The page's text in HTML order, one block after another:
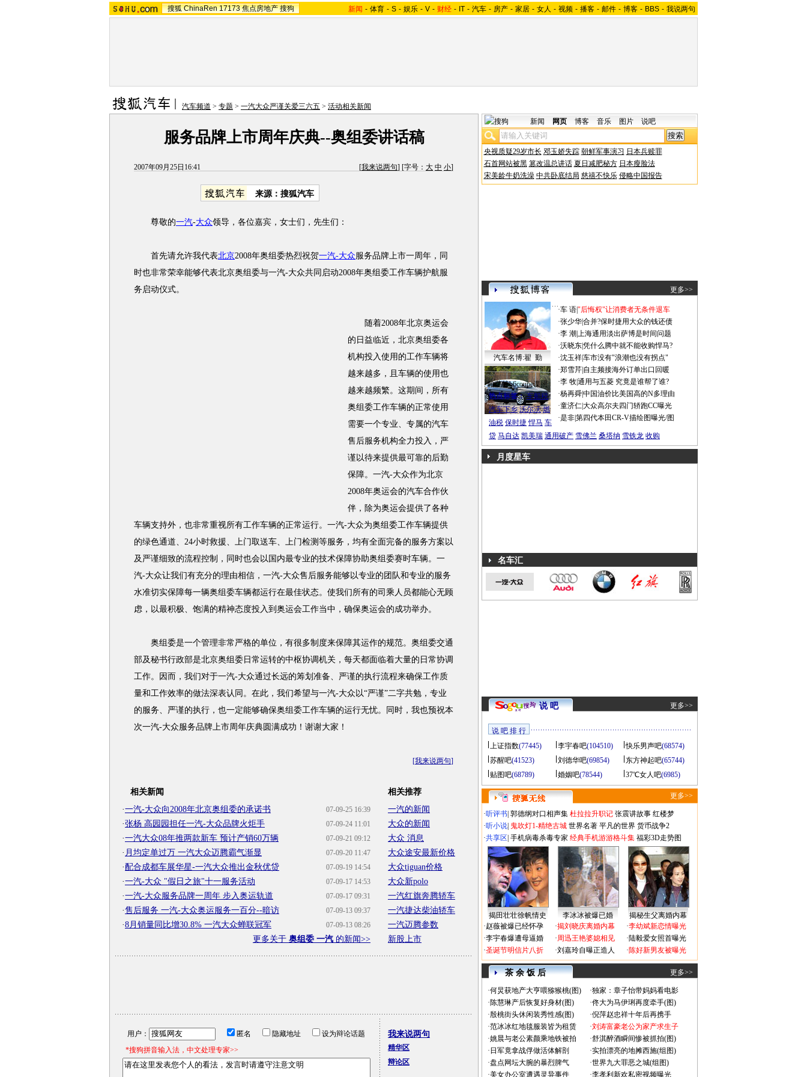
搜狐 ChinaRen 17173 焦点房地产 搜狗 新闻 - 体育 - S - 娱乐 - V - 财经 - IT - 汽车 - 房产 - 家居 - 女人 - 视频 - 播客 - 邮件 - 博客 - BBS - 我说两句
汽车频道 > 专题 > 一汽大众严谨关爱三六五 > 活动相关新闻
服务品牌上市周年庆典--奥组委讲话稿
2007年09月25日16:41 [我来说两句] [字号： 大 中 小]
来源：搜狐汽车
尊敬的一汽-大众领导，各位嘉宾，女士们，先生们：
首先请允许我代表北京2008年奥组委热烈祝贺一汽-大众服务品牌上市一周年，同
时也非常荣幸能够代表北京奥组委与一汽-大众共同启动2008年奥组委工作车辆护航服
务启动仪式。
随着2008年北京奥运会
的日益临近，北京奥组委各
机构投入使用的工作车辆将
越来越多，且车辆的使用也
越来越频繁。这期间，所有
奥组委工作车辆的正常使用
需要一个专业、专属的汽车
售后服务机构全力投入，严
谨以待来提供最可靠的后勤
保障。一汽-大众作为北京
2008年奥运会的汽车合作伙
伴，除为奥运会提供了各种
车辆支持外，也非常重视所有工作车辆的正常运行。一汽-大众为奥组委工作车辆提供
的绿色通道、24小时救援、上门取送车、上门检测等服务，均有全面完备的服务方案以
及严谨细致的流程控制，同时也会以国内最专业的技术保障协助奥组委赛时车辆。一
汽-大众让我们有充分的理由相信，一汽-大众售后服务能够以专业的团队和专业的服务
水准切实保障每一辆奥组委车辆都运行在最佳状态。使我们所有的司乘人员都能心无顾
虑，以最积极、饱满的精神态度投入到奥运会工作当中，确保奥运会的成功举办。
奥组委是一个管理非常严格的单位，有很多制度来保障其运作的规范。奥组委交通
部及秘书行政部是北京奥组委日常运转的中枢协调机关，每天都面临着大量的日常协调
工作。因而，我们对于一汽-大众通过长远的筹划准备、严谨的执行流程来确保工作质
量和工作效率的做法深表认同。在此，我们希望与一汽-大众以“严谨”二字共勉，专业
的服务、严谨的执行，也一定能够确保奥组委工作车辆的运行无忧。同时，我也预祝本
次一汽-大众服务品牌上市周年庆典圆满成功！谢谢大家！
[我来说两句]
相关新闻
07-09-25 16:39
·一汽-大众向2008年北京奥组委的承诺书
07-09-24 11:01
·张杨 高园园担任一汽-大众品牌火炬手
07-09-21 09:12
·一汽大众08年推两款新车 预计产销60万辆
07-09-20 11:47
· 月均定单过万 一汽大众迈腾霸气渐显
07-09-19 14:54
· 配合成都车展华星-一汽大众推出金秋优贷
07-09-17 14:53
·一汽-大众 "假日之旅"十一服务活动
07-09-17 09:31
·一汽-大众服务品牌一周年 步入奥运轨道
07-09-13 09:37
·售后服务 一汽-大众奥运服务一百分--暗访
07-09-13 08:26
·8月销量同比增30.8% 一汽大众蝉联冠军
更多关于 奥组委 一汽 的新闻>>
相关推荐
一汽的新闻
大众的新闻
大众 消息
大众途安最新价格
大众tiguan价格
大众新polo
一汽红旗奔腾轿车
一汽捷达柴油轿车
一汽迈腾参数
新股上市
用户： 匿名 隐藏地址
设为辩论话题
*搜狗拼音输入法，中文处理专家>>
我来说两句
精华区
辩论区
新闻 网页 博客 音乐 图片 说吧
央视质疑29岁市长 邓玉娇失踪 朝鲜军事演习 日本兵赎罪
石首网站被黑 篡改温总讲话 夏日减肥秘方 日本瘦脸法
宋美龄牛奶洗澡 中共卧底结局 慈禧不快乐 侵略中国报告
更多>>
汽车名博:翟 勤
帕萨特b6coupe谍照
·车 语|"后悔权"让消费者无条件退车
·张少华|合并?保时捷用大众的钱还债
·李 潮 上海通用淡出萨博是时间问题
·沃晓东|凭什么腾中就不能收购悍马?
·沈玉祥|车市没有"浪潮也没有拐点"
·郑雪芹| 自主频接海外订单出口回暖
·李 牧|通用与五菱 究竟是谁帮了谁?
·杨再舜|中国油价比美国高的N多理由
·童济仁|大众高尔夫四门轿跑CC曝光
·是非|第四代本田CR-V描绘图曝光/图
热点标签： 车船税
汽车下乡 沃尔沃 燃
油税 保时捷 悍马 车
贷 马自达 凯美瑞 通用破产 雪佛兰 桑塔纳 雪铁龙 收购
月度星车
名车汇
说 吧 更多>>
说 吧 排 行
上证指数(77445) 李宇春吧(104510) 快乐男声吧(68574)
苏醒吧(41523) 刘德华吧(69854) 东方神起吧(65744)
贴图吧(68789) 婚姻吧(78544) 37℃女人吧(6985)
更多>>
·听评书 郭德纲对口相声集 杜拉拉升职记 张震讲故事 红楼梦
·听小说 鬼吹灯1-精绝古城 世界名著 平凡的世界 货币战争2
·共享区 手机病毒杀毒专家 经典手机游游格斗集 福彩3D走势图
揭田壮壮徐帆情史 李冰冰被爆已婚
揭秘生父离婚内幕
·赵薇被爆已经怀孕
·李宇春爆遭母逼婚
·圣诞节明信片八折
·揭刘晓庆离婚内幕
·周迅王艳婆媳相见
·刘嘉玲自曝正造人
·李幼斌新恋情曝光
·陆毅爱女照首曝光
·陈好新男友被曝光
茶 余 饭 后 更多>>
·何炅获地产大亨喂猕猴桃(图) ·独家：章子怡带妈妈看电影
·陈慧琳产后恢复好身材(图) ·佟大为马伊琍再度牵手(图)
·殷桃街头休闲装秀性感(图) ·倪萍赵忠祥十年后再携手
·范冰冰红地毯服装皆为租赁 ·刘涛富豪老公为家产求生子
·姚晨与老公素颜乘地铁被拍 ·舒淇醉酒瞬间惨被抓拍(图)
· 日军竟拿战俘做活体解剖 ·实拍漂亮的地摊西施(组图)
·盘点网坛大腕的暴烈脾气 ·世界九大罪恶之城(组图)
·美女办公室遭遇灵异事件 ·李孝利新欢私密视频曝光